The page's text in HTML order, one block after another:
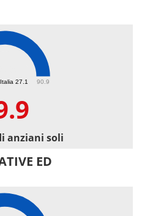
27.1 90.9
anziani soli
ED